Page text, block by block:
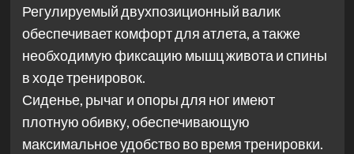
Регулируемый двухпозиционный валик
обеспечивает комфорт для атлета, а также
необходимую фиксацию мышц живота и спины
в ходе тренировок.
Сиденье, рычаг и опоры для ног имеют
плотную обивку, обеспечивающую
максимальное удобство во время тренировки.